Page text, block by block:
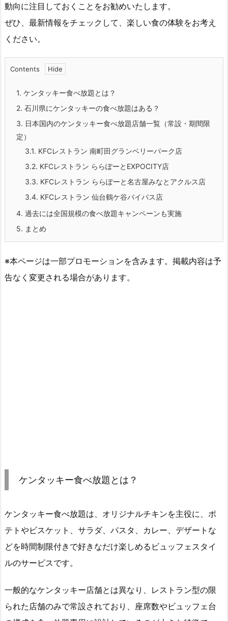
動向に注目しておくことをお勧めいたします。
ぜひ、最新情報をチェックして、楽しい食の体験をお考え
ください。
Contents
1. ケンタッキー食べ放題とは？
2. 石川県にケンタッキーの食べ放題はある？
3. 日本国内のケンタッキー食べ放題店舗一覧（常設・期間限
定）
3.1. KFCレストラン 南町田グランベリーパーク店
3.2. KFCレストラン ららぽーとEXPOCITY店
3.3. KFCレストラン ららぽーと名古屋みなとアクルス店
3.4. KFCレストラン 仙台鶴ケ谷バイパス店
4. 過去には全国規模の食べ放題キャンペーンも実施
5. まとめ
※本ページは一部プロモーションを含みます。掲載内容は予
告なく変更される場合があります。
ケンタッキー食べ放題とは？
ケンタッキー食べ放題は、オリジナルチキンを主役に、ポ
テトやビスケット、サラダ、パスタ、カレー、デザートな
どを時間制限付きで好きなだけ楽しめるビュッフェスタイ
ルのサービスです。
一般的なケンタッキー店舗とは異なり、レストラン型の限
られた店舗のみで常設されており、座席数やビュッフェ台